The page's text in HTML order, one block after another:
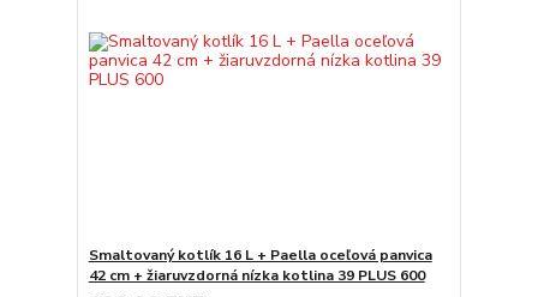
Smaltovaný kotlík 16 L + Paella oceľová panvica
42 cm + žiaruvzdorná nízka kotlina 39 PLUS 600